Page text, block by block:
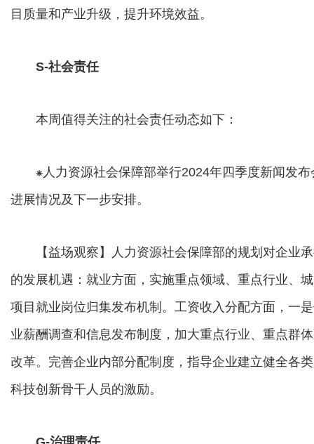
目质量和产业升级，提升环境效益。
S-社会责任
本周值得关注的社会责任动态如下：
⁕人力资源社会保障部举行2024年四季度新闻发布
进展情况及下一步安排。
【益场观察】人力资源社会保障部的规划对企业承
的发展机遇：就业方面，实施重点领域、重点行业、
项目就业岗位归集发布机制。工资收入分配方面，一
业薪酬调查和信息发布制度，加大重点行业、重点群
改革。完善企业内部分配制度，指导企业建立健全各
科技创新骨干人员的激励。